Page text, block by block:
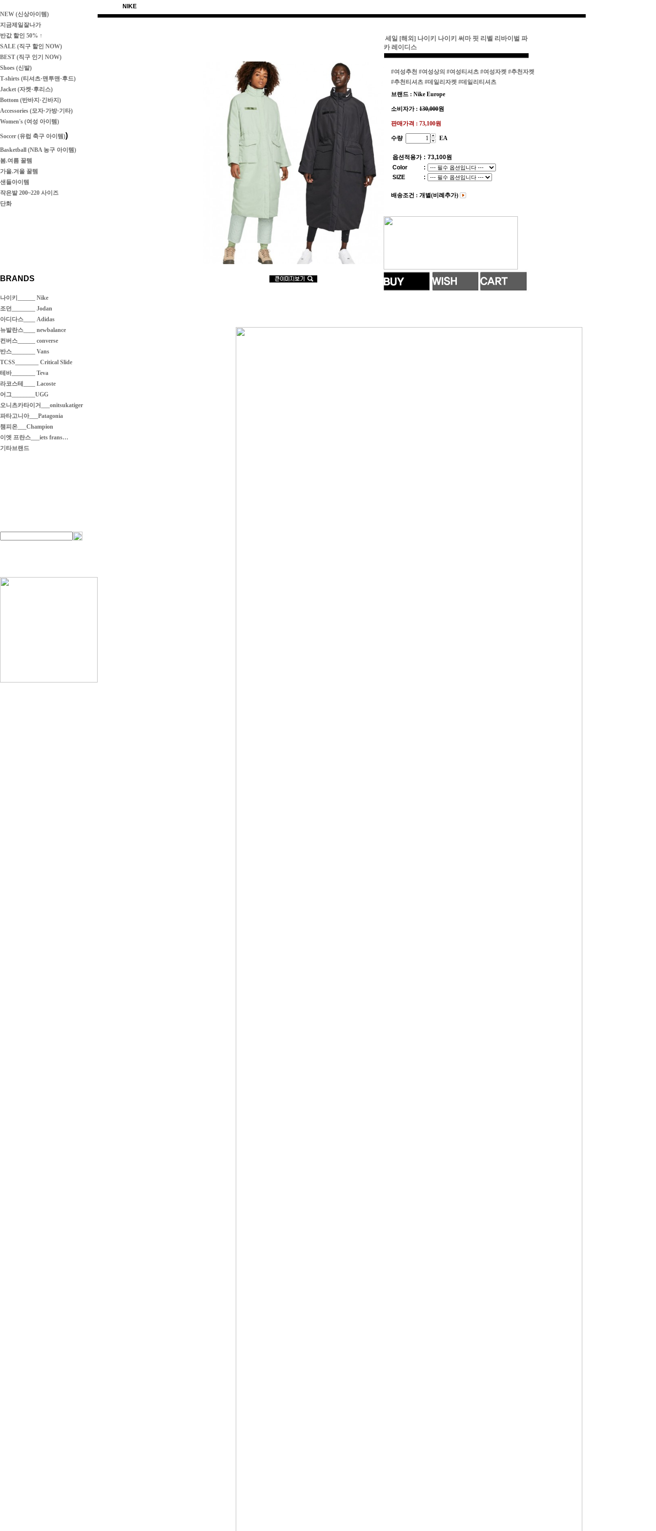
NEW (신상아이템)
지금제일잘나가
반값 할인 50% ↑
SALE (직구 할인 NOW)
BEST (직구 인기 NOW)
Shoes (신발)
T-shirts (티셔츠·맨투맨·후드)
Jacket (자켓·후리스)
Bottom (반바지·긴바지)
Accessories (모자·가방·기타)
Women's (여성 아이템)
Soccer (유럽 축구 아이템))
Basketball (NBA 농구 아이템)
봄.여름 꿀템
가을.겨울 꿀템
샌들아이템
작은발 200~220 사이즈
단화
BRANDS
나이키______ Nike
조던________ Jodan
아디다스____ Adidas
뉴발란스____ newbalance
컨버스______ converse
반스________ Vans
TCSS________ Critical Slide
테바________ Teva
라코스테____ Lacoste
어그________UGG
오니츠카타이거___onitsukatiger
파타고니아___Patagonia
챔피온___Champion
이엣 프란스___iets frans…
기타브랜드
NIKE
세일 [해외] 나이키 나이키 써마 핏 리벨 리바이벌 파
카 레이디스
#여성추천 #여성상의 #여성티셔츠 #여성자켓 #추천자켓
#추천티셔츠 #데일리자켓 #데일리티셔츠
브랜드 : Nike Europe
소비자가 : 130,000원
판매가격 : 73,100원
수량 EA
옵션적용가 : 73,100원
Color
:
SIZE
:
배송조건 : 개별(비례추가)